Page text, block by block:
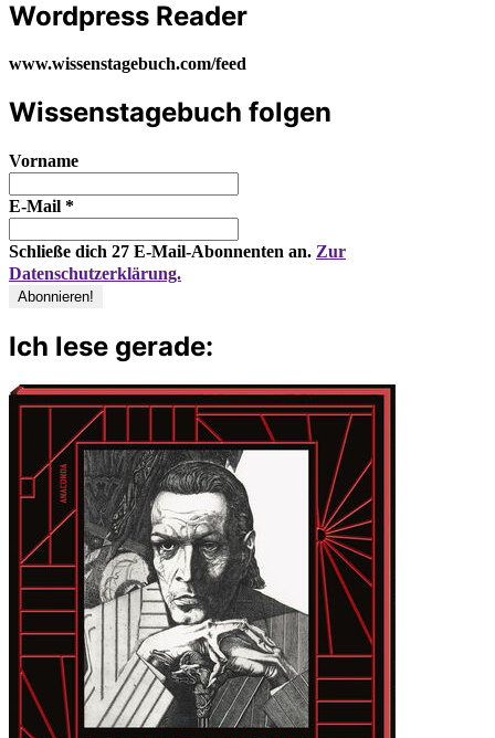
Wordpress Reader
www.wissenstagebuch.com/feed
Wissenstagebuch folgen
Vorname
E-Mail *
Schließe dich 27 E-Mail-Abonnenten an. Zur
Datenschutzerklärung.
Ich lese gerade: